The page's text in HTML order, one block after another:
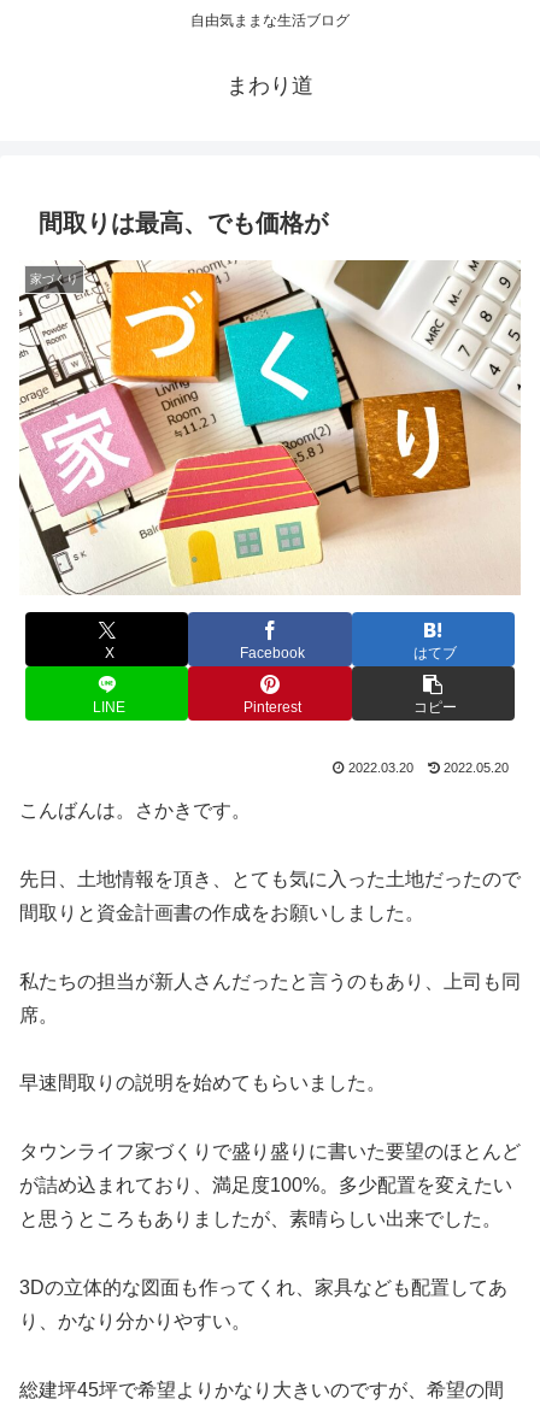
自由気ままな生活ブログ
まわり道
間取りは最高、でも価格が
家づくり
X Facebook はてブ
LINE Pinterest コピー
2022.03.20 2022.05.20
こんばんは。さかきです。
先日、土地情報を頂き、とても気に入った土地だったので
間取りと資金計画書の作成をお願いしました。
私たちの担当が新人さんだったと言うのもあり、上司も同
席。
早速間取りの説明を始めてもらいました。
タウンライフ家づくりで盛り盛りに書いた要望のほとんど
が詰め込まれており、満足度100%。多少配置を変えたい
と思うところもありましたが、素晴らしい出来でした。
3Dの立体的な図面も作ってくれ、家具なども配置してあ
り、かなり分かりやすい。
総建坪45坪で希望よりかなり大きいのですが、希望の間